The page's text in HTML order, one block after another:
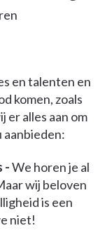
en talenten en
komen, zoals
er alles aan om
aanbieden:
-We horen je al
wij beloven
is een
niet!